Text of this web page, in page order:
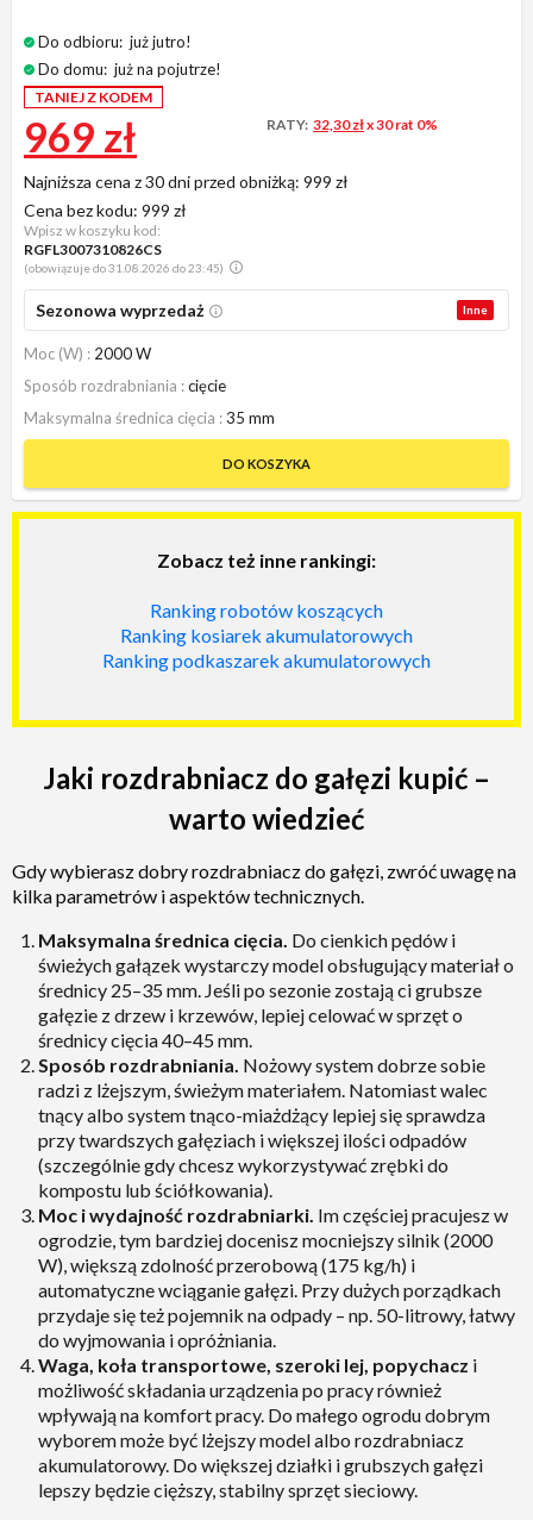
Do odbioru: już jutro!
Do domu: już na pojutrze!
TANIEJ Z KODEM
969 zł
Najniższa cena z 30 dni przed obniżką: 999 zł
Cena bez kodu: 999 zł
Wpisz w koszyku kod:
RGFL3007310826CS
(obowiązuje do 31.08.2026 do 23:45)
RATY: 32,30 złx 30 rat 0%
Inne
Sezonowa wyprzedaż
Moc (W)
2000 W
Sposób rozdrabniania
cięcie
Maksymalna średnica cięcia
35 mm
DO KOSZYKA
Zobacz też inne rankingi:
Ranking robotów koszących
Ranking kosiarek akumulatorowych
Ranking podkaszarek akumulatorowych
Jaki rozdrabniacz do gałęzi kupić –
warto wiedzieć
Gdy wybierasz dobry rozdrabniacz do gałęzi, zwróć uwagę na
kilka parametrów i aspektów technicznych.
Maksymalna średnica cięcia. Do cienkich pędów i
świeżych gałązek wystarczy model obsługujący materiał o
średnicy 25–35 mm. Jeśli po sezonie zostają ci grubsze
gałęzie z drzew i krzewów, lepiej celować w sprzęt o
średnicy cięcia 40–45 mm.
Sposób rozdrabniania. Nożowy system dobrze sobie
radzi z lżejszym, świeżym materiałem. Natomiast walec
tnący albo system tnąco-miażdżący lepiej się sprawdza
przy twardszych gałęziach i większej ilości odpadów
(szczególnie gdy chcesz wykorzystywać zrębki do
kompostu lub ściółkowania).
Moc i wydajność rozdrabniarki. Im częściej pracujesz w
ogrodzie, tym bardziej docenisz mocniejszy silnik (2000
W), większą zdolność przerobową (175 kg/h) i
automatyczne wciąganie gałęzi. Przy dużych porządkach
przydaje się też pojemnik na odpady – np. 50-litrowy, łatwy
do wyjmowania i opróżniania.
Waga, koła transportowe, szeroki lej, popychacz i
możliwość składania urządzenia po pracy również
wpływają na komfort pracy. Do małego ogrodu dobrym
wyborem może być lżejszy model albo rozdrabniacz
akumulatorowy. Do większej działki i grubszych gałęzi
lepszy będzie cięższy, stabilny sprzęt sieciowy.